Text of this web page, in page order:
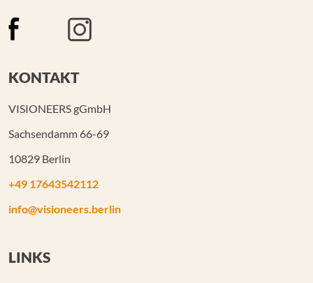
KONTAKT
VISIONEERS gGmbH
Sachsendamm 66-69
10829 Berlin
+49 17643542112
info@visioneers.berlin
LINKS